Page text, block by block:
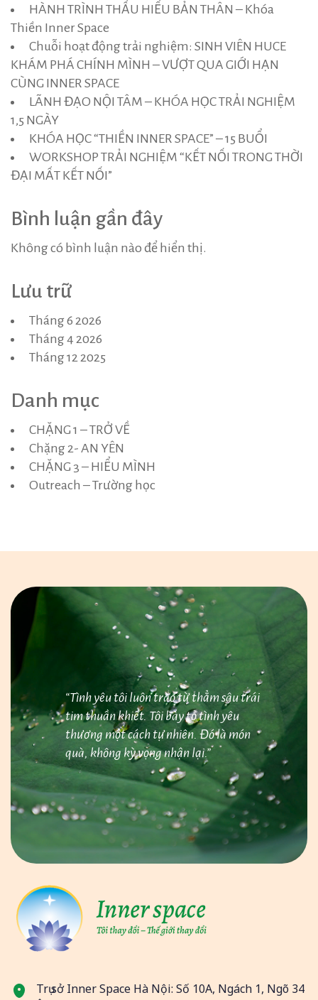
HÀNH TRÌNH THẤU HIỂU BẢN THÂN – Khóa
Thiền Inner Space
Chuỗi hoạt động trải nghiệm: SINH VIÊN HUCE
KHÁM PHÁ CHÍNH MÌNH – VƯỢT QUA GIỚI HẠN
CÙNG INNER SPACE
LÃNH ĐẠO NỘI TÂM – KHÓA HỌC TRẢI NGHIỆM
1,5 NGÀY
KHÓA HỌC “THIỀN INNER SPACE” – 15 BUỔI
WORKSHOP TRẢI NGHIỆM “KẾT NỐI TRONG THỜI
ĐẠI MẤT KẾT NỐI”
Bình luận gần đây
Không có bình luận nào để hiển thị.
Lưu trữ
Tháng 6 2026
Tháng 4 2026
Tháng 12 2025
Danh mục
CHẶNG 1 – TRỞ VỀ
Chặng 2- AN YÊN
CHẶNG 3 – HIỂU MÌNH
Outreach – Trường học
“Tình yêu tôi luôn trào từ thẳm sâu trái
tim thuần khiết. Tôi bày tỏ tình yêu
thương một cách tự nhiên. Đó là món
quà, không kỳ vọng nhận lại.”
Trụ sở Inner Space Hà Nội: Số 10A, Ngách 1, Ngõ 34